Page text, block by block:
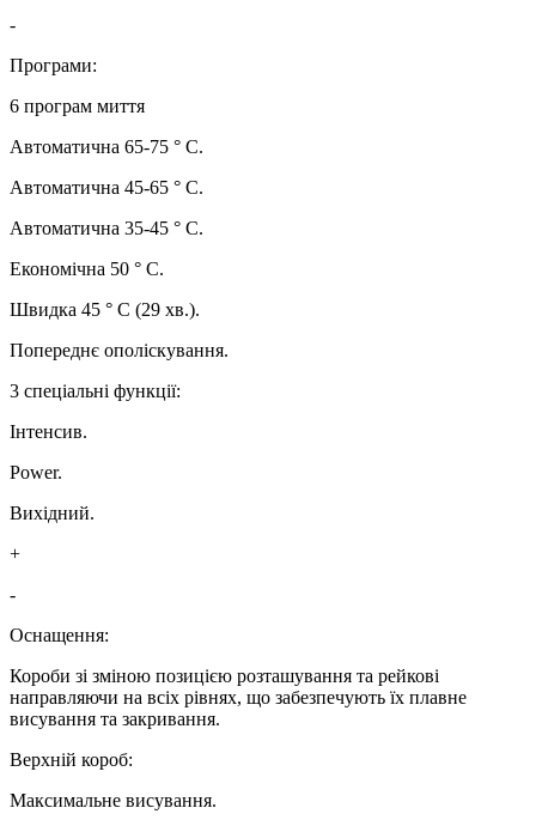
-
Програми:
6 програм миття
Автоматична 65-75 ° С.
Автоматична 45-65 ° С.
Автоматична 35-45 ° С.
Економічна 50 ° С.
Швидка 45 ° С (29 хв.).
Попереднє ополіскування.
3 спеціальні функції:
Інтенсив.
Power.
Вихідний.
+
-
Оснащення:
Короби зі зміною позицією розташування та рейкові
направляючи на всіх рівнях, що забезпечують їх плавне
висування та закривання.
Верхній короб:
Максимальне висування.